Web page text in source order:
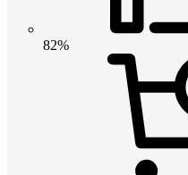
82%